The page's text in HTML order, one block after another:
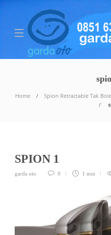
Home
Spion Retractable Tak
SPION 1
garda oto 0 1 min